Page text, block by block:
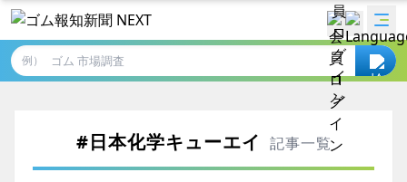
例）
#日本化学キューエイ 記事一覧